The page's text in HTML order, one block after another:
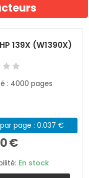
139X (W1390X)
: 4000 pages
page : 0.037 €
€
En stock